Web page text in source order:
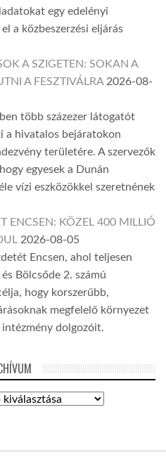
egy edelényi
a közbeszerzési eljárás
A SZIGETEN: SOKAN A
A FESZTIVÁLRA 2026-08-
több százezer látogatót
a hivatalos bejáratokon
területére. A szervezők
egyesek a Dunán
vízi eszközökkel szeretnének
ENCSEN: KÖZEL 400 MILLIÓ
2026-08-05
Encsen, ahol teljesen
Bölcsőde 2. számú
hogy korszerűbb,
megfelelő környezet
intézmény dolgozóit.